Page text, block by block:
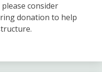
consider
donation to help